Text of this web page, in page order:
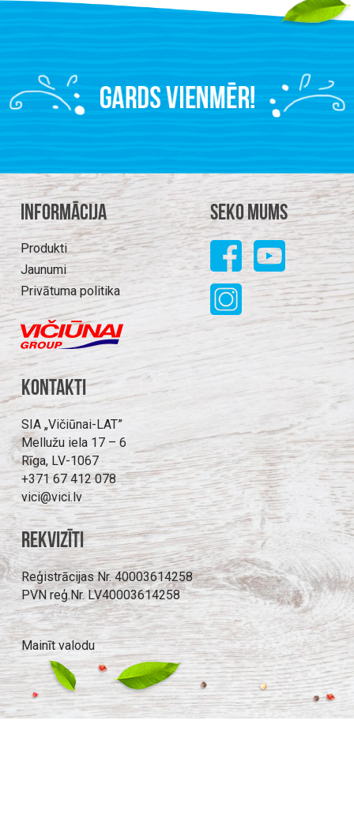
Informācija
Produkti
Jaunumi
Privātuma politika
Seko mums
Kontakti
SIA „Vičiūnai-LAT”
Mellužu iela 17 – 6
Rīga, LV-1067
+371 67 412 078
vici@vici.lv
Rekvizīti
Reģistrācijas Nr. 40003614258
PVN reģ.Nr. LV40003614258
Mainīt valodu